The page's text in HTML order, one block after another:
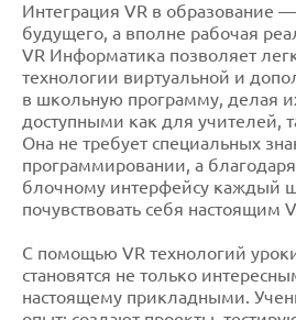
Интеграция VR в образование
будущего, а вполне рабочая
VR Информатика позволяет
технологии виртуальной и
в школьную программу, делая
доступными как для учителей,
Она не требует специальных
программировании, а
блочному интерфейсу каждый
почувствовать себя настоящим
С помощью VR технологий
становятся не только
настоящему прикладными.